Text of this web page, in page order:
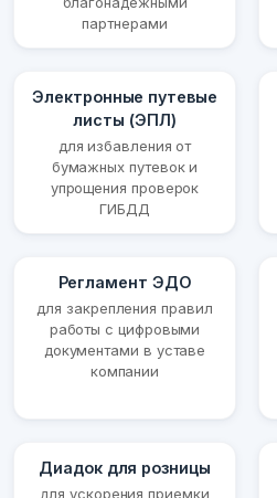
партнерами
Электронные путевые
листы (ЭПЛ)
для избавления от
бумажных путевок и
упрощения проверок
ГИБДД
Регламент ЭДО
для закрепления правил
работы с цифровыми
документами в уставе
компании
Диадок для розницы
для ускорения приемки